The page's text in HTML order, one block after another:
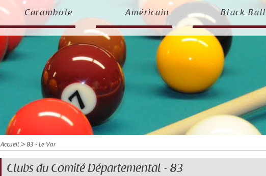
Carambole Américain Black-Ball
Accueil > 83 - Le Var
Clubs du Comité Départemental - 83